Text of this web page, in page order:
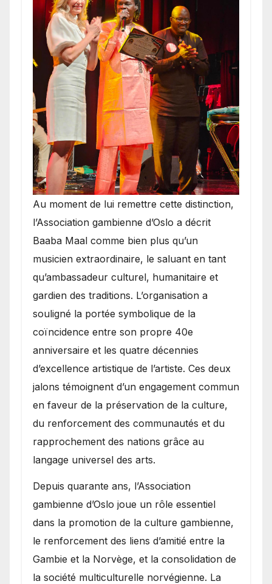
​Au moment de lui remettre cette distinction,
l’Association gambienne d’Oslo a décrit
Baaba Maal comme bien plus qu’un
musicien extraordinaire, le saluant en tant
qu’ambassadeur culturel, humanitaire et
gardien des traditions. L’organisation a
souligné la portée symbolique de la
coïncidence entre son propre 40e
anniversaire et les quatre décennies
d’excellence artistique de l’artiste. Ces deux
jalons témoignent d’un engagement commun
en faveur de la préservation de la culture,
du renforcement des communautés et du
rapprochement des nations grâce au
langage universel des arts.
​Depuis quarante ans, l’Association
gambienne d’Oslo joue un rôle essentiel
dans la promotion de la culture gambienne,
le renforcement des liens d’amitié entre la
Gambie et la Norvège, et la consolidation de
la société multiculturelle norvégienne. La